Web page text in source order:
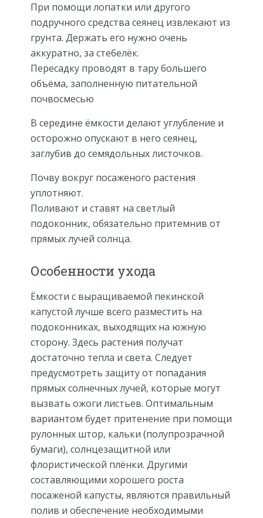
При помощи лопатки или другого
подручного средства сеянец извлекают из
грунта. Держать его нужно очень
аккуратно, за стебелёк.
Пересадку проводят в тару большего
объёма, заполненную питательной
почвосмесью
В середине ёмкости делают углубление и
осторожно опускают в него сеянец,
заглубив до семядольных листочков.
Почву вокруг посаженого растения
уплотняют.
Поливают и ставят на светлый
подоконник, обязательно притемнив от
прямых лучей солнца.
Особенности ухода
Ёмкости с выращиваемой пекинской
капустой лучше всего разместить на
подоконниках, выходящих на южную
сторону. Здесь растения получат
достаточно тепла и света. Следует
предусмотреть защиту от попадания
прямых солнечных лучей, которые могут
вызвать ожоги листьев. Оптимальным
вариантом будет притенение при помощи
рулонных штор, кальки (полупрозрачной
бумаги), солнцезащитной или
флористической плёнки. Другими
составляющими хорошего роста
посаженой капусты, являются правильный
полив и обеспечение необходимыми